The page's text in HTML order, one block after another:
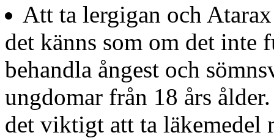
Att ta lergigan och
det känns som om det inte
behandla ångest och
ungdomar från 18 års
det viktigt att ta läkemedel